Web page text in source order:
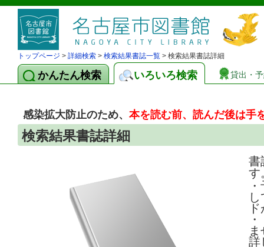
トップページ > 詳細検索 > 検索結果書誌一覧 > 検索結果書誌詳細
かんたん検索 いろいろ検索 貸出・
感染拡大防止のため、本を読む前、読んだ後は手
検索結果書誌詳細
書
す
詳